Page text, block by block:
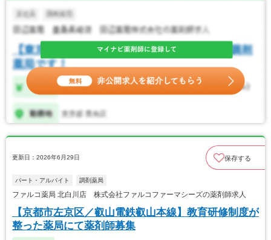
更新日：2026年6月29日 保存する
パート・アルバイト 調剤薬局
ファルコ薬局 北白川店 株式会社ファルコファーマシーズの薬剤師求人
【京都市左京区／叡山電鉄叡山本線】教育研修制度が
整った薬局にて薬剤師募集